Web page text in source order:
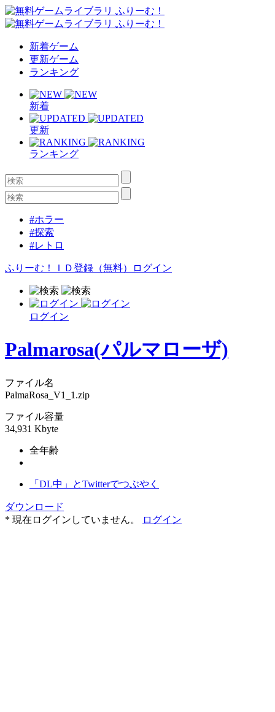
新着ゲーム
更新ゲーム
ランキング
新着
更新
ランキング
#ホラー
#探索
#レトロ
ふりーむ！ＩＤ登録（無料） ログイン
ログイン
Palmarosa(パルマローザ)
ファイル名
PalmaRosa_V1_1.zip
ファイル容量
34,931 Kbyte
全年齢
「DL中」とTwitterでつぶやく
ダウンロード
* 現在ログインしていません。
ログイン